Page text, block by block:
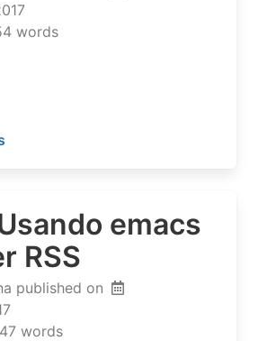
words
emacs
RSS
published on
words